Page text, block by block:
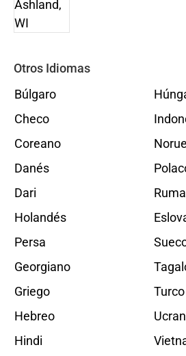
Otros Idiomas
Búlgaro
Checo
Coreano
Danés
Dari
Holandés
Persa
Georgiano
Griego
Hebreo
Hindi
Turco